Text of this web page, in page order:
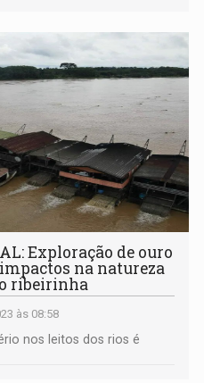
Exploração de ouro
na natureza
ribeirinha
às 08:58
nos leitos dos rios é